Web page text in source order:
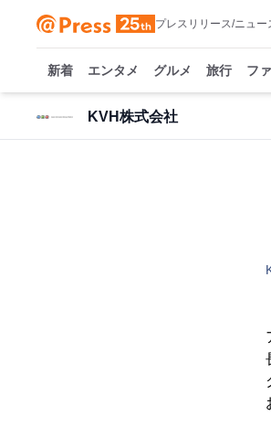
プレスリリース/ニュ
新着 エンタメ グルメ 旅行 フ
KVH株式会社